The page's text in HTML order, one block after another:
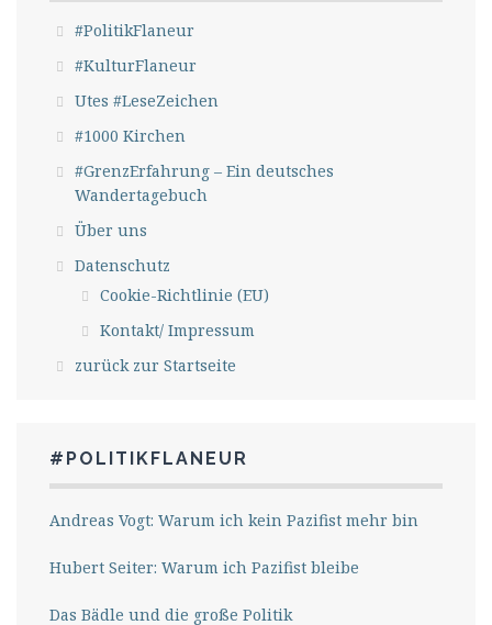
#PolitikFlaneur
#KulturFlaneur
Utes #LeseZeichen
#1000 Kirchen
#GrenzErfahrung – Ein deutsches
Wandertagebuch
Über uns
Datenschutz
Cookie-Richtlinie (EU)
Kontakt/ Impressum
zurück zur Startseite
#POLITIKFLANEUR
Andreas Vogt: Warum ich kein Pazifist mehr bin
Hubert Seiter: Warum ich Pazifist bleibe
Das Bädle und die große Politik